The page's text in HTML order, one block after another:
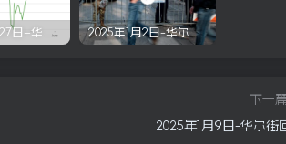
2025年6月27日–华尔街回顾 2025年1月2日-华尔街回顾
下一
2025年1月9日-华尔街